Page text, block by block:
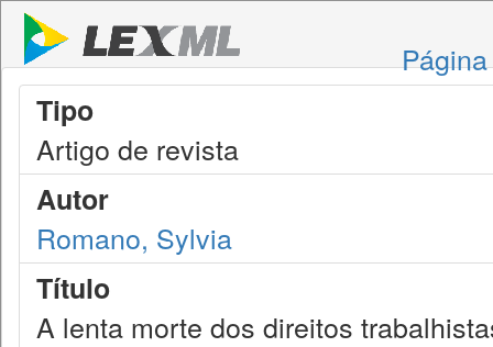
Tipo
Artigo de revista
Autor
Romano, Sylvia
Título
A lenta morte dos direitos